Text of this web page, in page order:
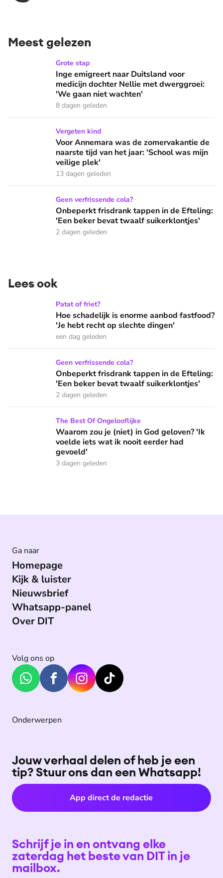
Meest gelezen
Inge emigreert naar Duitsland voor medicijn dochter
Grote stap
Inge emigreert naar Duitsland voor
medicijn dochter Nellie met dwerggroei:
'We gaan niet wachten'
8 dagen geleden
Voor Annemara was de zomervakantie de naarste tijd van
Vergeten kind
Voor Annemara was de zomervakantie de
naarste tijd van het jaar: 'School was mijn
veilige plek'
13 dagen geleden
Onbeperkt frisdrank tappen in de Efteling: 'Een beker
Geen verfrissende cola?
Onbeperkt frisdrank tappen in de Efteling:
'Een beker bevat twaalf suikerklontjes'
2 dagen geleden
Lees ook
Hoe schadelijk is enorme aanbod fastfood? 'Je hebt recht
Patat of friet?
Hoe schadelijk is enorme aanbod fastfood?
'Je hebt recht op slechte dingen'
een dag geleden
Onbeperkt frisdrank tappen in de Efteling: 'Een beker
Geen verfrissende cola?
Onbeperkt frisdrank tappen in de Efteling:
'Een beker bevat twaalf suikerklontjes'
2 dagen geleden
Waarom zou je (niet) in God geloven? 'Ik voelde iets wat
The Best Of Ongelooflijke
Waarom zou je (niet) in God geloven? 'Ik
voelde iets wat ik nooit eerder had
gevoeld'
3 dagen geleden
Ga naar
Homepage
Kijk & luister
Nieuwsbrief
Whatsapp-panel
Over DIT
Volg ons op
Onderwerpen
Jouw verhaal delen of heb je een
tip? Stuur ons dan een Whatsapp!
App direct de redactie
Schrijf je in en ontvang elke
zaterdag het beste van DIT in je
mailbox.